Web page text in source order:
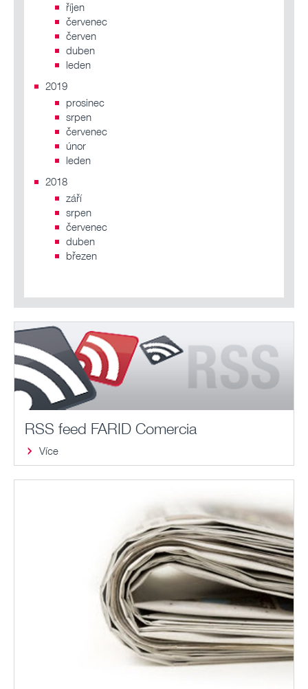
říjen
červenec
červen
duben
leden
2019
prosinec
srpen
červenec
únor
leden
2018
září
srpen
červenec
duben
březen
RSS feed FARID Comercia
Více